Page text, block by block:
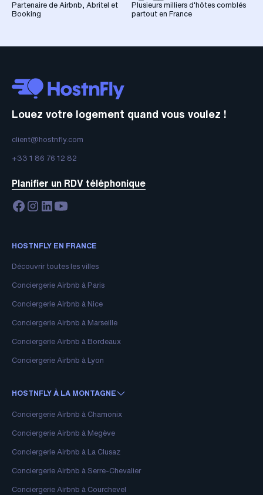
Partenaire de Airbnb, Abritel et
Booking
Plusieurs milliers d'hôtes comblés
partout en France
Louez votre logement quand vous voulez !
client@hostnfly.com
+33 1 86 76 12 82
Planifier un RDV téléphonique
HOSTNFLY EN FRANCE
Découvrir toutes les villes
Conciergerie Airbnb à Paris
Conciergerie Airbnb à Nice
Conciergerie Airbnb à Marseille
Conciergerie Airbnb à Bordeaux
Conciergerie Airbnb à Lyon
HOSTNFLY À LA MONTAGNE
Conciergerie Airbnb à Chamonix
Conciergerie Airbnb à Megève
Conciergerie Airbnb à La Clusaz
Conciergerie Airbnb à Serre-Chevalier
Conciergerie Airbnb à Courchevel